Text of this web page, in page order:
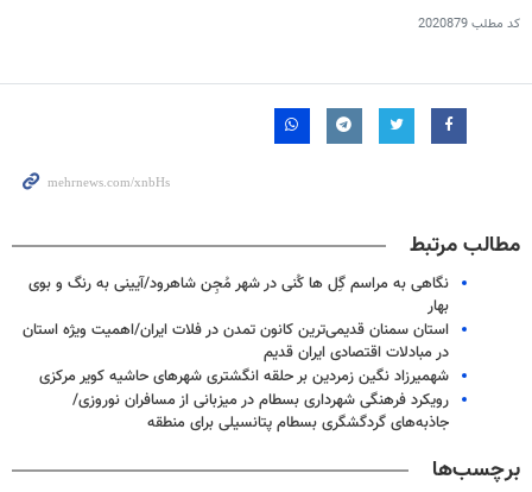
کد مطلب2020879
مطالب مرتبط
نگاهی به مراسم گِل‌ ها کُنی در شهر مُجِن شاهرود/آیینی به رنگ و بوی
بهار
استان سمنان قدیمی‌ترین کانون تمدن در فلات ایران/اهمیت ویژه استان
در مبادلات اقتصادی ایران قدیم
شهمیرزاد نگين زمردين بر حلقه انگشترى شهرهاى حاشيه کوير مرکزى
رویکرد فرهنگی شهرداری بسطام در میزبانی از مسافران نوروزی/
جاذبه‌های گردگشگری بسطام پتانسیلی برای منطقه
برچسب‌ها